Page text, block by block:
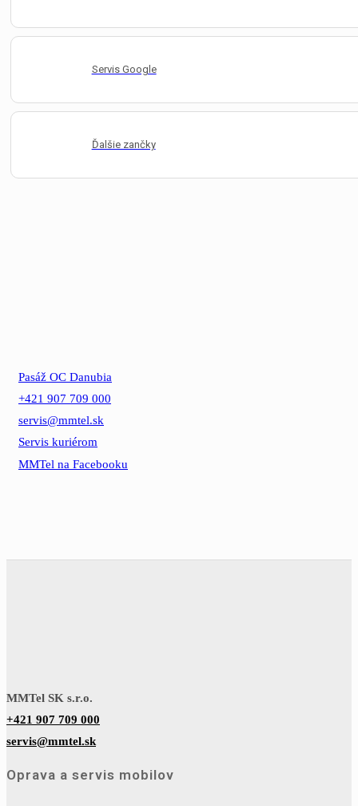
Servis Google
Ďalšie zančky
Pasáž OC Danubia
+421 907 709 000
servis@mmtel.sk
Servis kuriérom
MMTel na Facebooku
MMTel SK s.r.o.
+421 907 709 000
servis@mmtel.sk
Oprava a servis mobilov